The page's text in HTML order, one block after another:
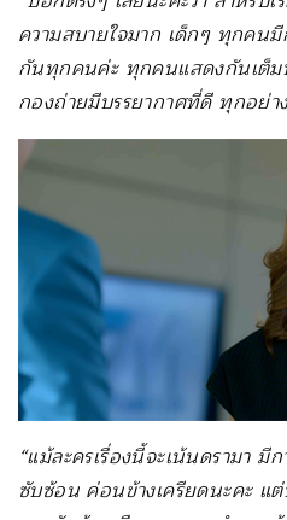
ความสบายใจมาก เด็กๆ ทุกคน
กันทุกคนค่ะ ทุกคนแสดงกันเต็ม
กองถ่ายมีบรรยากาศที่ดี ทุกอย่
“แม้ละครเรื่องนี้จะเน้นดรามา มี
ซับซ้อน ค่อนข้างเครียดนะคะ แ